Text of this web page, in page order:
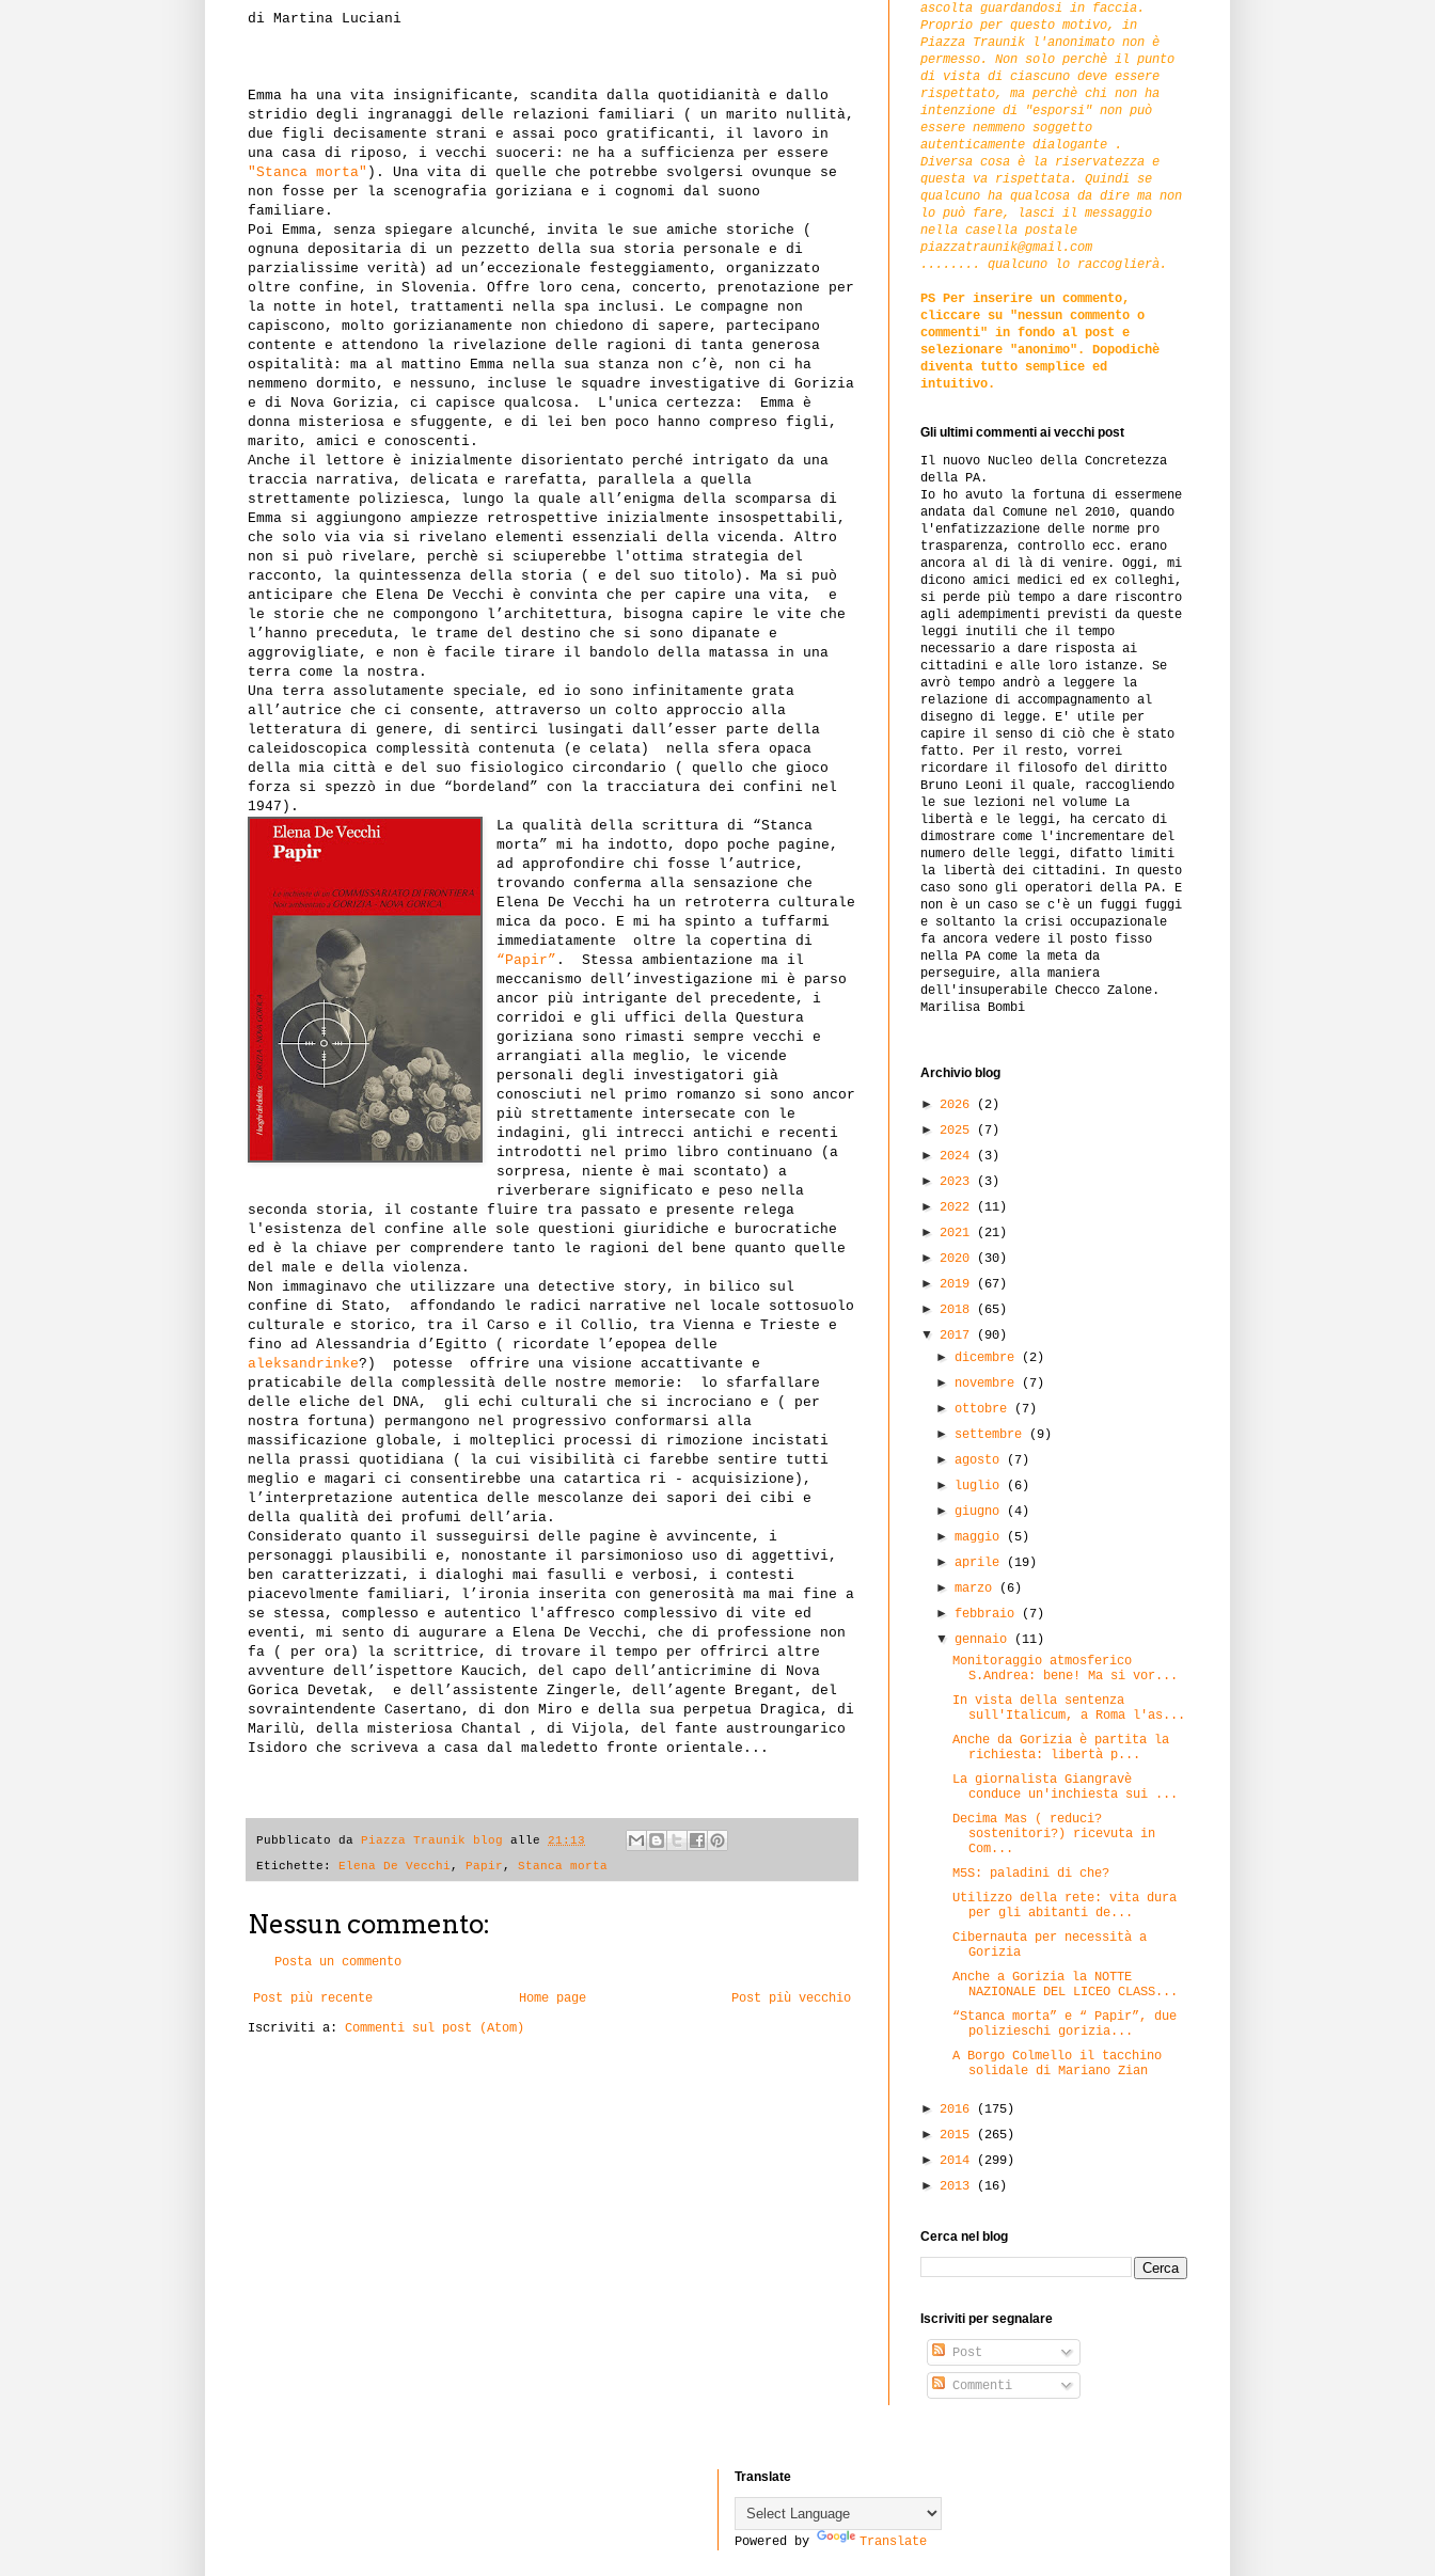
di Martina Luciani
Emma ha una vita insignificante, scandita dalla quotidianità e dallo
stridio degli ingranaggi delle relazioni familiari ( un marito nullità,
due figli decisamente strani e assai poco gratificanti, il lavoro in
una casa di riposo, i vecchi suoceri: ne ha a sufficienza per essere
"Stanca morta" ). Una vita di quelle che potrebbe svolgersi ovunque se
non fosse per la scenografia goriziana e i cognomi dal suono
familiare.
Poi Emma, senza spiegare alcunché, invita le sue amiche storiche (
ognuna depositaria di un pezzetto della sua storia personale e di
parzialissime verità) ad un’eccezionale festeggiamento, organizzato
oltre confine, in Slovenia. Offre loro cena, concerto, prenotazione per
la notte in hotel, trattamenti nella spa inclusi. Le compagne non
capiscono, molto gorizianamente non chiedono di sapere, partecipano
contente e attendono la rivelazione delle ragioni di tanta generosa
ospitalità: ma al mattino Emma nella sua stanza non c’è, non ci ha
nemmeno dormito, e nessuno, incluse le squadre investigative di Gorizia
e di Nova Gorizia, ci capisce qualcosa.
L'unica certezza: Emma è
donna misteriosa e sfuggente, e di lei ben poco hanno compreso figli,
marito, amici e conoscenti.
Anche il lettore è inizialmente disorientato perché intrigato da una
traccia narrativa, delicata e rarefatta, parallela a quella
strettamente poliziesca, lungo la quale all’enigma della scomparsa di
Emma si aggiungono ampiezze retrospettive inizialmente insospettabili,
che solo via via si rivelano elementi essenziali della vicenda. Altro
non si può rivelare, perchè si sciuperebbe l'ottima strategia del
racconto, la quintessenza della storia ( e del suo titolo). Ma si può
anticipare che Elena De Vecchi è convinta che per capire una vita,
e
le storie che ne compongono l’architettura, bisogna capire le vite che
l’hanno preceduta, le trame del destino che si sono dipanate e
aggrovigliate, e non è facile tirare il bandolo della matassa in una
terra come la nostra.
Una terra assolutamente speciale, ed io sono infinitamente grata
all’autrice che ci consente, attraverso un colto approccio alla
letteratura di genere, di sentirci lusingati dall’esser parte della
caleidoscopica complessità contenuta (e celata)
nella sfera opaca
della mia città e del suo fisiologico circondario ( quello che gioco
forza si spezzò in due “bordeland” con la tracciatura dei confini nel
1947).
La qualità della scrittura di “Stanca
morta” mi ha indotto, dopo poche pagine,
ad approfondire chi fosse l’autrice,
trovando conferma alla sensazione che
Elena De Vecchi ha un retroterra culturale
mica da poco. E mi ha spinto a tuffarmi
immediatamente
oltre la copertina di
“Papir” . Stessa ambientazione ma il
meccanismo dell’investigazione mi è parso
ancor più intrigante del precedente, i
corridoi e gli uffici della Questura
goriziana sono rimasti sempre vecchi e
arrangiati alla meglio,
le vicende
personali degli investigatori già
conosciuti nel primo romanzo si sono ancor
più strettamente intersecate con le
indagini, gli intrecci antichi e recenti
introdotti nel primo libro continuano (a
sorpresa, niente è mai scontato) a
riverberare significato e peso nella
seconda storia, il costante fluire tra passato e presente relega
l'esistenza del confine alle sole questioni giuridiche e burocratiche
ed è la chiave per comprendere tanto le ragioni del bene quanto quelle
del male e della violenza.
Non immaginavo che utilizzare una detective story, in bilico sul
confine di Stato,
affondando le radici narrative nel locale sottosuolo
culturale e storico, tra il Carso e il Collio, tra Vienna e Trieste e
fino ad Alessandria d’Egitto ( ricordate l’epopea delle
aleksandrinke?) potesse
offrire una visione accattivante e
praticabile della complessità delle nostre memorie:
lo sfarfallare
delle eliche del DNA,
gli echi culturali che si incrociano e ( per
nostra fortuna) permangono nel progressivo conformarsi alla
massificazione globale, i molteplici processi di rimozione incistati
nella prassi quotidiana ( la cui visibilità ci farebbe sentire tutti
meglio e magari ci consentirebbe una catartica ri - acquisizione),
l’interpretazione autentica delle mescolanze dei sapori dei cibi e
della qualità dei profumi dell’aria.
Considerato quanto il susseguirsi delle pagine è avvincente, i
personaggi plausibili e, nonostante il parsimonioso uso di aggettivi,
ben caratterizzati, i dialoghi mai fasulli e verbosi, i contesti
piacevolmente familiari, l’ironia inserita con generosità ma mai fine a
se stessa, complesso e autentico l'affresco complessivo di vite ed
eventi, mi sento di augurare a Elena De Vecchi, che di professione non
fa ( per ora) la scrittrice, di trovare il tempo per offrirci altre
avventure dell’ispettore Kaucich, del capo dell’anticrimine di Nova
Gorica Devetak,
e dell’assistente Zingerle, dell’agente Bregant, del
sovraintendente Casertano, di don Miro e della sua perpetua Dragica, di
Marilù, della misteriosa Chantal , di Vijola, del fante austroungarico
Isidoro che scriveva a casa dal maledetto fronte orientale...
Pubblicato da Piazza Traunik blog alle 21:13
Etichette: Elena De Vecchi , Papir , Stanca morta
Nessun commento:
Posta un commento
Post più recente Post più vecchio
Home page
Iscriviti a: Commenti sul post (Atom)
ascolta guardandosi in faccia.
Proprio per questo motivo, in
Piazza Traunik l'anonimato non è
permesso. Non solo perchè il punto
di vista di ciascuno deve essere
rispettato, ma perchè chi non ha
intenzione di "esporsi" non può
essere nemmeno soggetto
autenticamente dialogante .
Diversa cosa è la riservatezza e
questa va rispettata. Quindi se
qualcuno ha qualcosa da dire ma non
lo può fare, lasci il messaggio
nella casella postale
piazzatraunik@gmail.com
........ qualcuno lo raccoglierà.
PS Per inserire un commento,
cliccare su "nessun commento o
commenti" in fondo al post e
selezionare "anonimo". Dopodichè
diventa tutto semplice ed
intuitivo.
Gli ultimi commenti ai vecchi post
Il nuovo Nucleo della Concretezza
della PA.
Io ho avuto la fortuna di essermene
andata dal Comune nel 2010, quando
l'enfatizzazione delle norme pro
trasparenza, controllo ecc. erano
ancora al di là di venire. Oggi, mi
dicono amici medici ed ex colleghi,
si perde più tempo a dare riscontro
agli adempimenti previsti da queste
leggi inutili che il tempo
necessario a dare risposta ai
cittadini e alle loro istanze. Se
avrò tempo andrò a leggere la
relazione di accompagnamento al
disegno di legge. E' utile per
capire il senso di ciò che è stato
fatto. Per il resto, vorrei
ricordare il filosofo del diritto
Bruno Leoni il quale, raccogliendo
le sue lezioni nel volume La
libertà e le leggi, ha cercato di
dimostrare come l'incrementare del
numero delle leggi, difatto limiti
la libertà dei cittadini. In questo
caso sono gli operatori della PA. E
non è un caso se c'è un fuggi fuggi
e soltanto la crisi occupazionale
fa ancora vedere il posto fisso
nella PA come la meta da
perseguire, alla maniera
dell'insuperabile Checco Zalone.
Marilisa Bombi
Archivio blog
► 2026
(2)
► 2025
(7)
► 2024
(3)
► 2023
(3)
► 2022
(11)
► 2021
(21)
► 2020
(30)
► 2019
(67)
► 2018
(65)
▼ 2017
(90)
►dicembre
(2)
► novembre
(7)
►ottobre
(7)
► settembre
(9)
►agosto
(7)
►
luglio
(6)
►giugno
(4)
►maggio
(5)
►aprile
(19)
►marzo
(6)
►febbraio
(7)
▼gennaio
(11)
Monitoraggio atmosferico
S.Andrea: bene! Ma si vor...
In vista della sentenza
sull'Italicum, a Roma l'as...
Anche da Gorizia è partita la
richiesta: libertà p...
La giornalista Giangravè
conduce un'inchiesta sui ...
Decima Mas ( reduci?
sostenitori?) ricevuta in
Com...
M5S: paladini di che?
Utilizzo della rete: vita dura
per gli abitanti de...
Cibernauta per necessità a
Gorizia
Anche a Gorizia la NOTTE
NAZIONALE DEL LICEO CLASS...
“Stanca morta” e “ Papir”, due
polizieschi gorizia...
A Borgo Colmello il tacchino
solidale di Mariano Zian
► 2016
(175)
► 2015
(265)
► 2014
(299)
► 2013 (16)
Cerca nel blog
Iscriviti per segnalare
Post
Commenti
Translate
Powered by Translate